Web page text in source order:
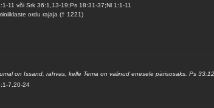
11 või Srk 36:1,13-19;Ps 18:31-37;Nl 1:1-11
ordu rajaja († 1221)
on Issand, rahvas, kelle Tema on valinud enesele pärisosaks. Ps
7,20-24